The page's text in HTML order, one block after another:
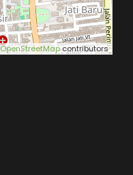
OpenStreetMapcontributors